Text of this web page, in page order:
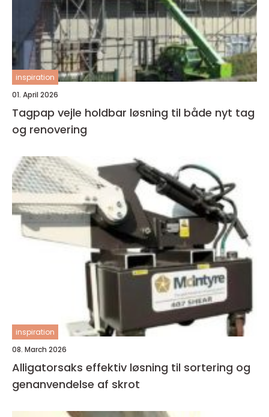
inspiration
01. April 2026
Tagpap vejle holdbar løsning til både nyt tag
og renovering
inspiration
08. March 2026
Alligatorsaks effektiv løsning til sortering og
genanvendelse af skrot